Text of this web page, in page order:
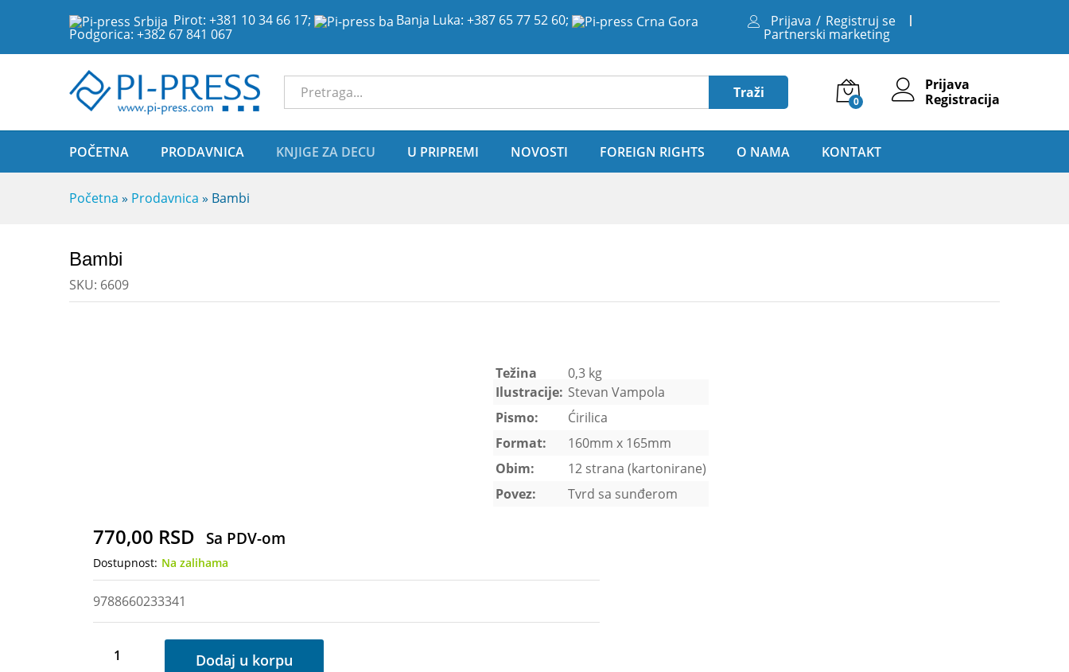
Pirot: +381 10 34 66 17; Banja Luka: +387 65 77 52 60;
Podgorica: +382 67 841 067
Prijava / Registruj se
Partnerski marketing
Sve Kategorije Traži 0
Prijava
Registracija
POČETNA PRODAVNICA KNJIGE ZA DECU U PRIPREMI NOVOSTI FOREIGN RIGHTS O NAMA KONTAKT
Početna » Prodavnica » Bambi
Bambi
SKU: 6609
Težina
0,3 kg
Ilustracije: Stevan Vampola
Pismo:
Ćirilica
Format:
160mm x 165mm
Obim:
12 strana (kartonirane)
Povez:
Tvrd sa sunđerom
770,00 RSD Sa PDV-om
Dostupnost: Na zalihama
9788660233341
Bambi
Dodaj u korpu
Bambi
Opis
Recenzije (0)
770,00 RSD Sa PDV-om Dodaj u korpu